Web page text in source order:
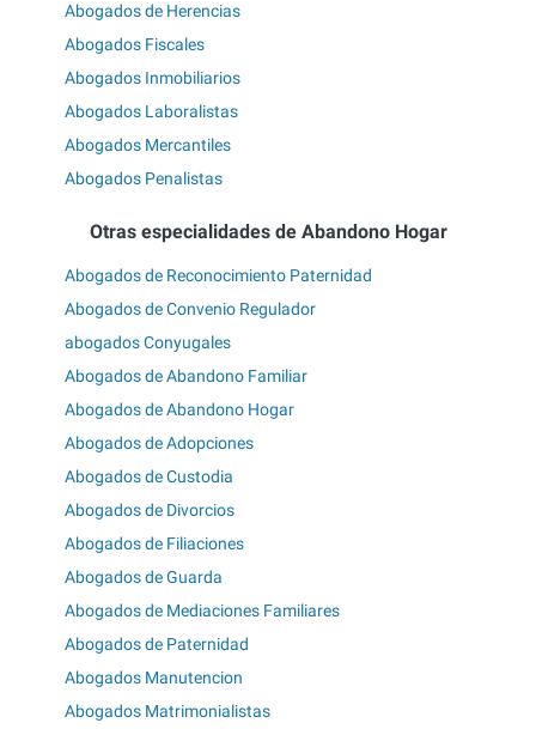
Abogados de Herencias
Abogados Fiscales
Abogados Inmobiliarios
Abogados Laboralistas
Abogados Mercantiles
Abogados Penalistas
Otras especialidades de Abandono Hogar
Abogados de Reconocimiento Paternidad
Abogados de Convenio Regulador
abogados Conyugales
Abogados de Abandono Familiar
Abogados de Abandono Hogar
Abogados de Adopciones
Abogados de Custodia
Abogados de Divorcios
Abogados de Filiaciones
Abogados de Guarda
Abogados de Mediaciones Familiares
Abogados de Paternidad
Abogados Manutencion
Abogados Matrimonialistas